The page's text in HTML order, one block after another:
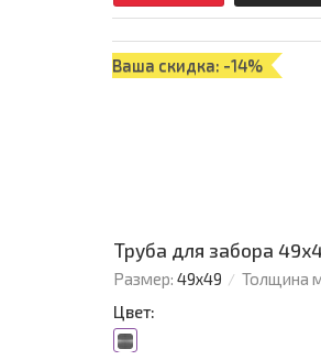
Ваша скидка: -14%
Труба для забора
Размер: 49х49 Толщина
Цвет: